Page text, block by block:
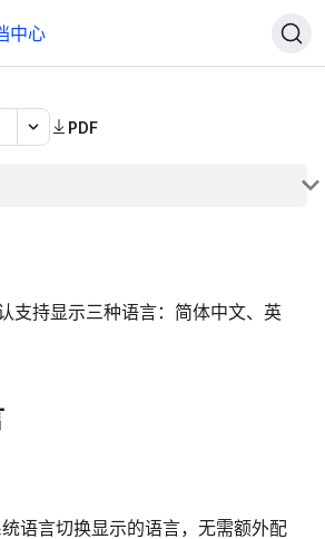
中心
PDF
支持显示三种语言：简体中文、英
语言切换显示的语言，无需额外配